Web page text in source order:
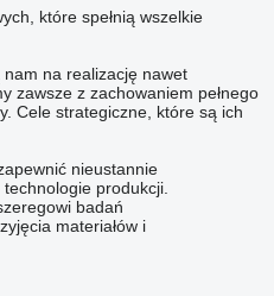
które spełnią wszelkie
nam na realizację nawet
zawsze z zachowaniem pełnego
Cele strategiczne, które są ich
nieustannie
produkcji.
badań
materiałów i